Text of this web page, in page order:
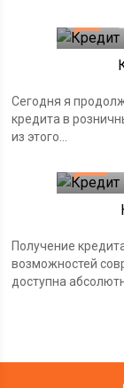
Сегодня я
кредита в
из этого...
Получение
возможностей
доступна